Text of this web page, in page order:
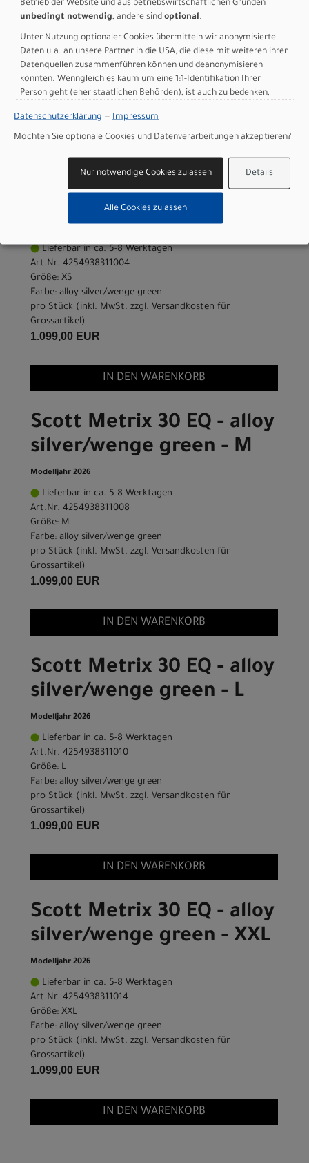
silver/wenge green - XXS
Nicht im Laden verfügbar - Jetzt anfragen!
Art.Nr. 4254938311002
Größe: XXS
Farbe: alloy silver/wenge green
1.099,00 EUR
Scott Metrix 30 EQ - alloy
silver/wenge green - XS
Lieferbar in ca. 5-8 Werktagen
Art.Nr. 4254938311004
Größe: XS
Farbe: alloy silver/wenge green
pro Stück (inkl. MwSt. zzgl. Versandkosten für
Grossartikel)
1.099,00 EUR
IN DEN WARENKORB
Scott Metrix 30 EQ - alloy
silver/wenge green - M
Modelljahr 2026
Lieferbar in ca. 5-8 Werktagen
Art.Nr. 4254938311008
Größe: M
Farbe: alloy silver/wenge green
pro Stück (inkl. MwSt. zzgl. Versandkosten für
Grossartikel)
1.099,00 EUR
IN DEN WARENKORB
Scott Metrix 30 EQ - alloy
silver/wenge green - L
Modelljahr 2026
Lieferbar in ca. 5-8 Werktagen
Art.Nr. 4254938311010
Größe: L
Farbe: alloy silver/wenge green
pro Stück (inkl. MwSt. zzgl. Versandkosten für
Grossartikel)
1.099,00 EUR
IN DEN WARENKORB
Scott Metrix 30 EQ - alloy
silver/wenge green - XXL
Modelljahr 2026
Lieferbar in ca. 5-8 Werktagen
Art.Nr. 4254938311014
Größe: XXL
Farbe: alloy silver/wenge green
pro Stück (inkl. MwSt. zzgl. Versandkosten für
Grossartikel)
1.099,00 EUR
IN DEN WARENKORB
Betrieb der Website und aus betriebswirtschaftlichen Gründen
unbedingt notwendig, andere sind optional.
Unter Nutzung optionaler Cookies übermitteln wir anonymisierte
Daten u.a. an unsere Partner in die USA, die diese mit weiteren ihrer
Datenquellen zusammenführen können und deanonymisieren
könnten. Wenngleich es kaum um eine 1:1-Identifikation Ihrer
Person geht (eher staatlichen Behörden), ist auch zu bedenken,
sind wie bei uns in der Europäischen Union.
Datenschutzerklärung — Impressum
Möchten Sie optionale Cookies und Datenverarbeitungen akzeptieren?
Details
Nur notwendige Cookies zulassen
Alle Cookies zulassen